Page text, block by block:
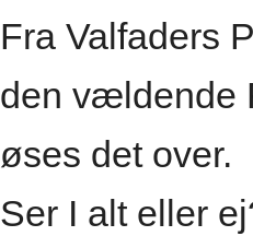
Fra Valfaders
den vældende
øses det over.
Ser I alt eller